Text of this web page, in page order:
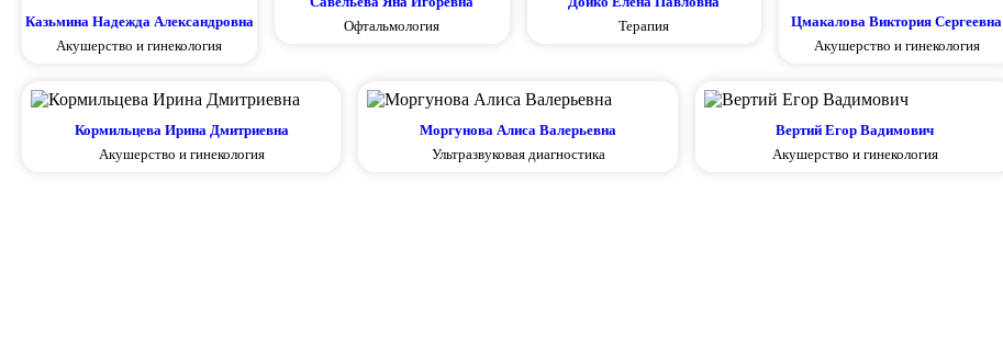
Казьмина Надежда Александровна
Акушерство и гинекология
Офтальмология Терапия Цмакалова Виктория Сергеевна
Акушерство и гинекология
Кормильцева Ирина Дмитриевна
Акушерство и гинекология
Моргунова Алиса Валерьевна
Ультразвуковая диагностика
Вертий Егор Вадимович
Акушерство и гинекология